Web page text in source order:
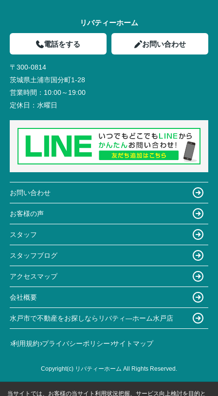
リバティーホーム
電話をする お問い合わせ
〒300-0814
茨城県土浦市国分町1-28
営業時間： 10:00～19:00
定休日： 水曜日
お問い合わせ
お客様の声
スタッフ
スタッフブログ
アクセスマップ
会社概要
水戸市で不動産をお探しならリバティ―ホーム水戸店
利用規約 プライバシーポリシー サイトマップ
Copyright(c) リバティーホーム All Rights Reserved.
当サイトでは、お客様の当サイト利用状況把握、サービス向上検討を目的と